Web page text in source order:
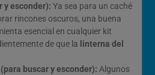
y esconder): Ya sea para un caché
rincones oscuros, una buena
esencial en cualquier kit
de que la linterna del
buscar y esconder): Algunos